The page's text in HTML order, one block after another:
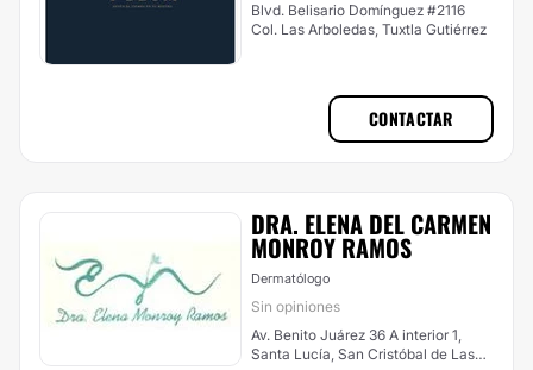
Blvd. Belisario Domínguez #2116
Col. Las Arboledas, Tuxtla Gutiérrez
CONTACTAR
DRA. ELENA DEL CARMEN
MONROY RAMOS
Dermatólogo
Sin opiniones
Av. Benito Juárez 36 A interior 1,
Santa Lucía, San Cristóbal de Las